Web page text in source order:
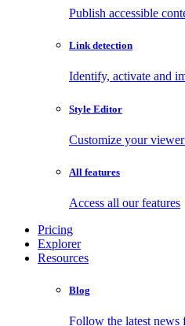
Publish accessible
Link detection
Identify, activate and
Style Editor
Customize your
All features
Access all our features
Pricing
Explorer
Resources
Blog
Follow the latest news